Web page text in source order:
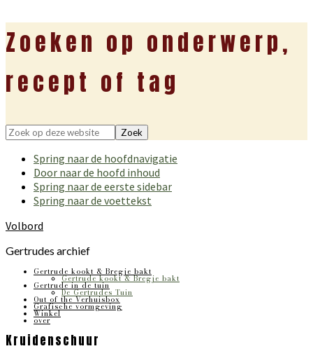
Zoeken op onderwerp,
recept of tag
Zoek
deze
website
Spring naar de hoofdnavigatie
Door naar de hoofd inhoud
Spring naar de eerste sidebar
Spring naar de voettekst
Volbord
Gertrudes archief
Gertrude kookt & Bregje bakt
Gertrude kookt & Bregje bakt
Gertrude in de tuin
De Gertrudes Tuin
Out of the Verhuisbox
Grafische vormgeving
Winkel
over
Kruidenschuur